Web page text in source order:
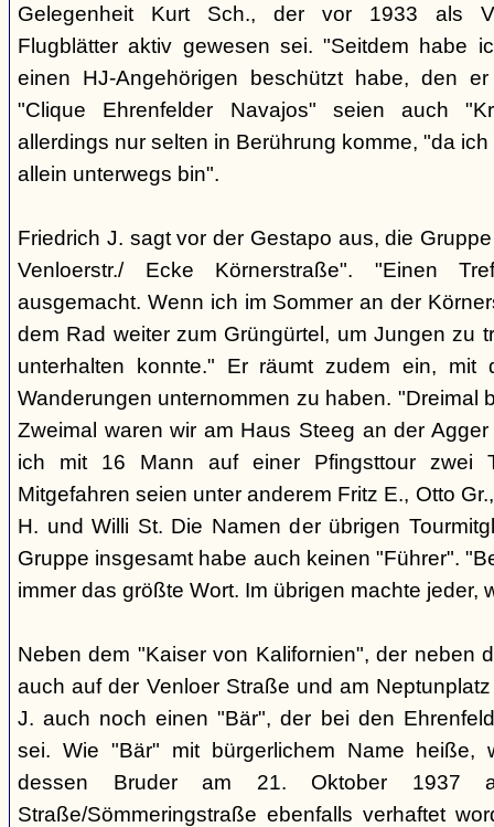
Gelegenheit Kurt Sch., der vor 1933 als
Flugblätter aktiv gewesen sei. "Seitdem habe
einen HJ-Angehörigen beschützt habe, den
"Clique Ehrenfelder Navajos" seien auch
allerdings nur selten in Berührung komme, "da
allein unterwegs bin".
Friedrich J. sagt vor der Gestapo aus, die
Venloerstr./ Ecke Körnerstraße". "Einen
ausgemacht. Wenn ich im Sommer an der
dem Rad weiter zum Grüngürtel, um Jungen zu
unterhalten konnte." Er räumt zudem ein, mit
Wanderungen unternommen zu haben. "Dreimal
Zweimal waren wir am Haus Steeg an der
ich mit 16 Mann auf einer Pfingsttour zwei
Mitgefahren seien unter anderem Fritz E., Otto
H. und Willi St. Die Namen der übrigen
Gruppe insgesamt habe auch keinen "Führer".
immer das größte Wort. Im übrigen machte jeder,
Neben dem "Kaiser von Kalifornien", der neben
auch auf der Venloer Straße und am
J. auch noch einen "Bär", der bei den
sei. Wie "Bär" mit bürgerlichem Name heiße,
dessen Bruder am 21. Oktober 1937
Straße/Sömmeringstraße ebenfalls verhaftet